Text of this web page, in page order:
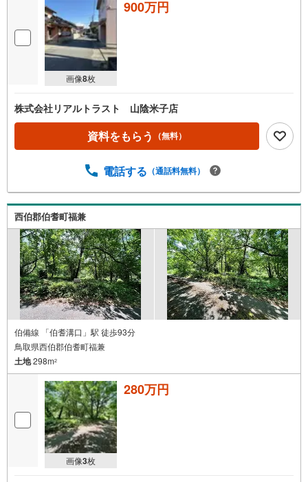
画像8枚
900万円
株式会社リアルトラスト 山陰米子店
資料をもらう （無料）
電話する （通話料無料）
西伯郡伯耆町福兼
伯備線 「伯耆溝口」駅 徒歩93分
鳥取県西伯郡伯耆町福兼
土地298m2
画像3枚
280万円